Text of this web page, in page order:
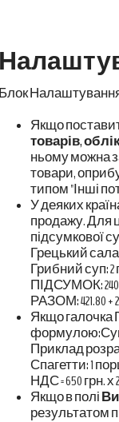
Блок Налаштування
Якщо
товарів,
ньому можна
товари,
типом "Інші
У деяких
продажу. Для
підсумкової
Грецький салат:
Грибний суп: 2
ПІДСУМОК: 240,60
РАЗОМ: 421.80 +
Якщо галочка
Приклад
Спагетти: 1
НДС = 650 грн. х
Якщо в полі
результатом